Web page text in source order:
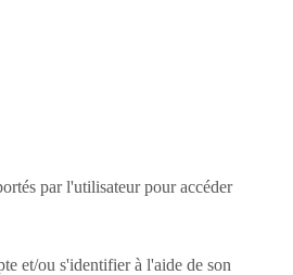
par l'utilisateur pour accéder
et/ou s'identifier à l'aide de son